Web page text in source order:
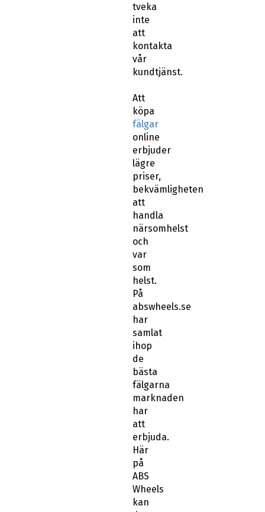
tveka
inte
att
kontakta
vår
kundtjänst.
Att
köpa
fälgar
online
erbjuder
lägre
priser,
bekvämligheten
att
handla
närsomhelst
och
var
som
helst.
På
abswheels.se
har
samlat
ihop
de
bästa
fälgarna
marknaden
har
att
erbjuda.
Här
på
ABS
Wheels
kan